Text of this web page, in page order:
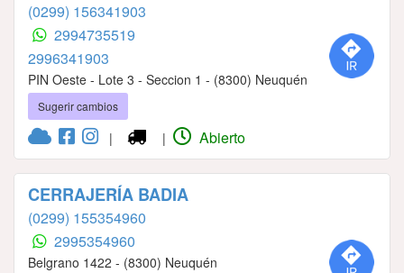
(0299) 156341903
2994735519
2996341903
PIN Oeste - Lote 3 - Seccion 1 - (8300) Neuquén
Sugerir cambios
| | Abierto
CERRAJERÍA BADIA
(0299) 155354960
2995354960
Belgrano 1422 - (8300) Neuquén